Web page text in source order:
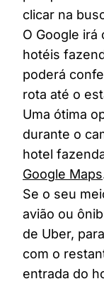
clicar na
O Google
hotéis
poderá
rota até o
Uma ótima
durante o
hotel
Google Maps
Se o seu
avião ou
de Uber,
com o
entrada do